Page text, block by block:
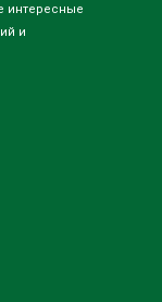
интересные
и